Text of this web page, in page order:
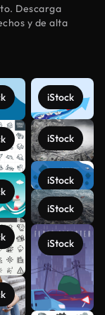
Descarga
y de alta
iStock
iStock
iStock
iStock
iStock